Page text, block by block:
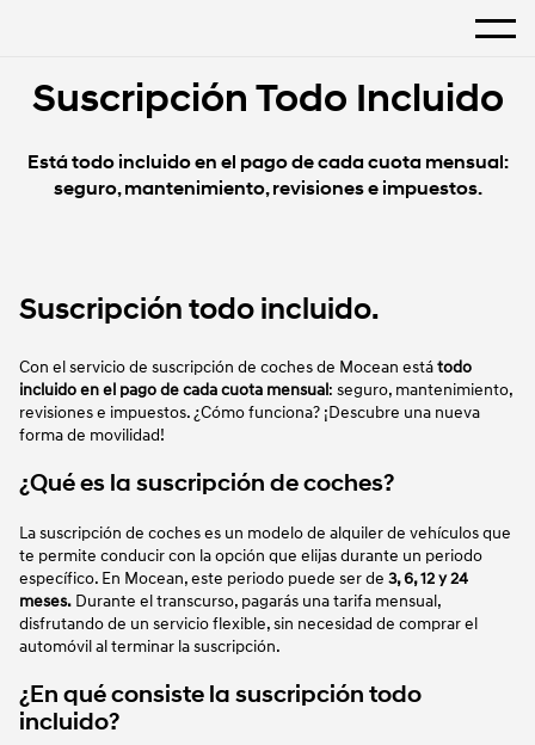
Suscripción Todo Incluido
Está todo incluido en el pago de cada cuota mensual:
seguro, mantenimiento, revisiones e impuestos.
Suscripción todo incluido.
Con el servicio de suscripción de coches de Mocean estátodo
incluido en el pago de cada cuota mensual: seguro, mantenimiento,
revisiones e impuestos. ¿Cómo funciona? ¡Descubre una nueva
forma de movilidad!
¿Qué es la suscripción de coches?
La suscripción de coches es un modelo de alquiler de vehículos que
te permite conducir con la opción que elijas durante un periodo
específico. En Mocean, este periodo puede ser de 3, 6, 12 y 24
meses. Durante el transcurso, pagarás una tarifa mensual,
disfrutando de un servicio flexible, sin necesidad de comprar el
automóvil al terminar la suscripción.
¿En qué consiste la suscripción todo
incluido?